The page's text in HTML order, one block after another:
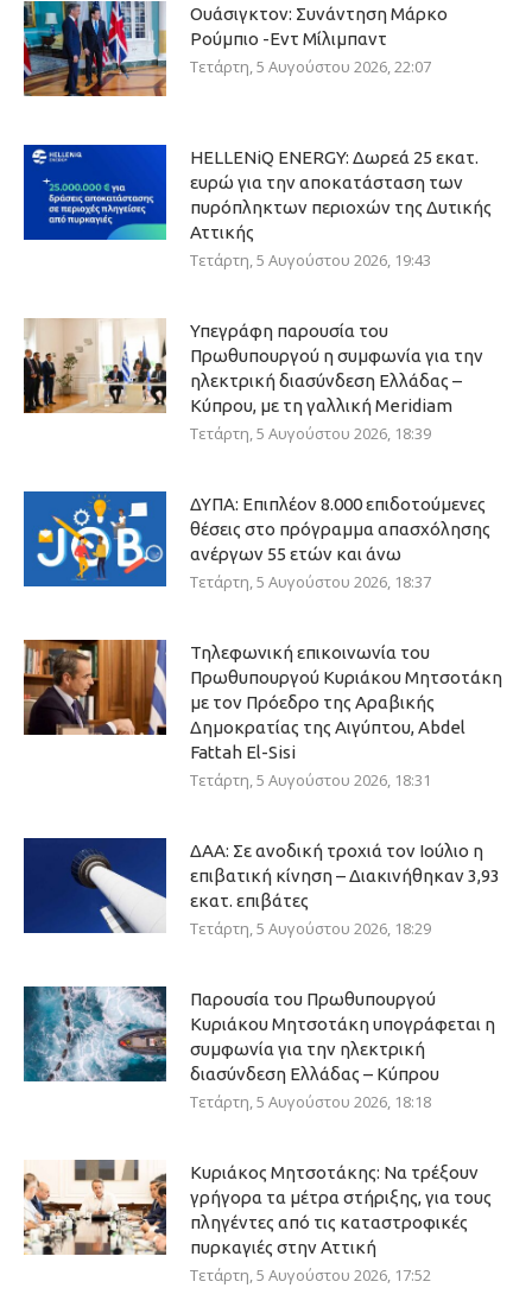
Ουάσιγκτον: Συνάντηση Μάρκο
Ρούμπιο -Εντ Μίλιμπαντ
Τετάρτη, 5 Αυγούστου 2026, 22:07
HELLENiQ ENERGY: Δωρεά 25 εκατ.
ευρώ για την αποκατάσταση των
πυρόπληκτων περιοχών της Δυτικής
Αττικής
Τετάρτη, 5 Αυγούστου 2026, 19:43
Υπεγράφη παρουσία του
Πρωθυπουργού η συμφωνία για την
ηλεκτρική διασύνδεση Ελλάδας –
Κύπρου, με τη γαλλική Meridiam
Τετάρτη, 5 Αυγούστου 2026, 18:39
ΔΥΠΑ: Επιπλέον 8.000 επιδοτούμενες
θέσεις στο πρόγραμμα απασχόλησης
ανέργων 55 ετών και άνω
Τετάρτη, 5 Αυγούστου 2026, 18:37
Τηλεφωνική επικοινωνία του
Πρωθυπουργού Κυριάκου Μητσοτάκη
με τον Πρόεδρο της Αραβικής
Δημοκρατίας της Αιγύπτου, Abdel
Fattah El-Sisi
Τετάρτη, 5 Αυγούστου 2026, 18:31
ΔΑΑ: Σε ανοδική τροχιά τον Ιούλιο η
επιβατική κίνηση – Διακινήθηκαν 3,93
εκατ. επιβάτες
Τετάρτη, 5 Αυγούστου 2026, 18:29
Παρουσία του Πρωθυπουργού
Κυριάκου Μητσοτάκη υπογράφεται η
συμφωνία για την ηλεκτρική
διασύνδεση Ελλάδας – Κύπρου
Τετάρτη, 5 Αυγούστου 2026, 18:18
Κυριάκος Μητσοτάκης: Να τρέξουν
γρήγορα τα μέτρα στήριξης, για τους
πληγέντες από τις καταστροφικές
πυρκαγιές στην Αττική
Τετάρτη, 5 Αυγούστου 2026, 17:52